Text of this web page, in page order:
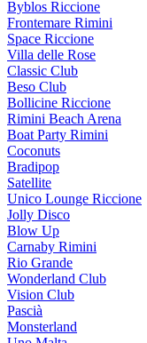
Byblos Riccione
Frontemare Rimini
Space Riccione
Villa delle Rose
Classic Club
Beso Club
Bollicine Riccione
Rimini Beach Arena
Boat Party Rimini
Coconuts
Bradipop
Satellite
Unico Lounge Riccione
Jolly Disco
Blow Up
Carnaby Rimini
Rio Grande
Wonderland Club
Vision Club
Pascià
Monsterland